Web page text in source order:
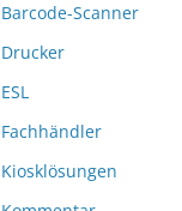
Barcode-Scanner
Drucker
ESL
Fachhändler
Kiosklösungen